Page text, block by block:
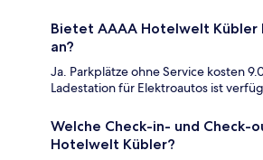
Bietet AAAA Hotelwelt Kübler
an?
Ja. Parkplätze ohne Service kosten
Ladestation für Elektroautos ist
Welche Check-in- und Check-
Hotelwelt Kübler?